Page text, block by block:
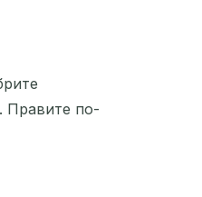
Правите по-